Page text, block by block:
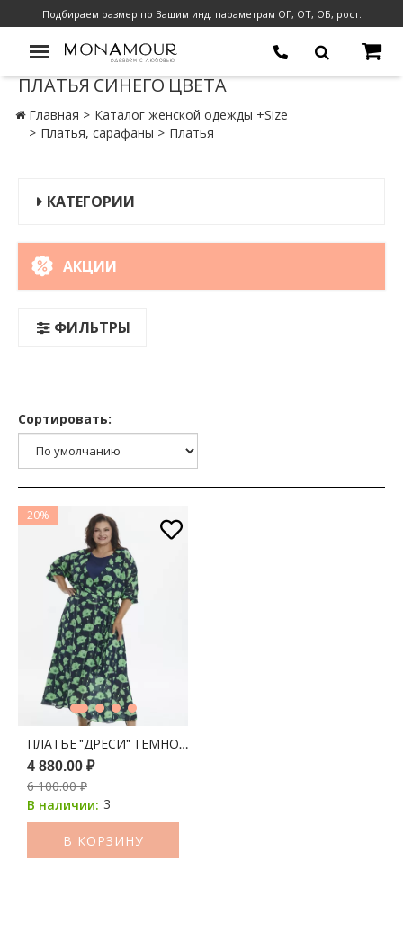
Подбираем размер по Вашим инд. параметрам ОГ, ОТ, ОБ, рост.
ПЛАТЬЯ СИНЕГО ЦВЕТА
Главная
Каталог женской одежды +Size
Платья, сарафаны
Платья
КАТЕГОРИИ
АКЦИИ
ФИЛЬТРЫ
Сортировать:
20%
ПЛАТЬЕ "ДРЕСИ" ТЕМНО-СИНИЙ ПРИНТ ЦВЕТЫ
4 880.00 ₽
6 100.00 ₽
В наличии: 3
В КОРЗИНУ